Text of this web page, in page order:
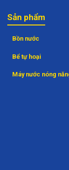
Sản phẩm
Bồn nước
Bể tự hoại
Máy nước nóng